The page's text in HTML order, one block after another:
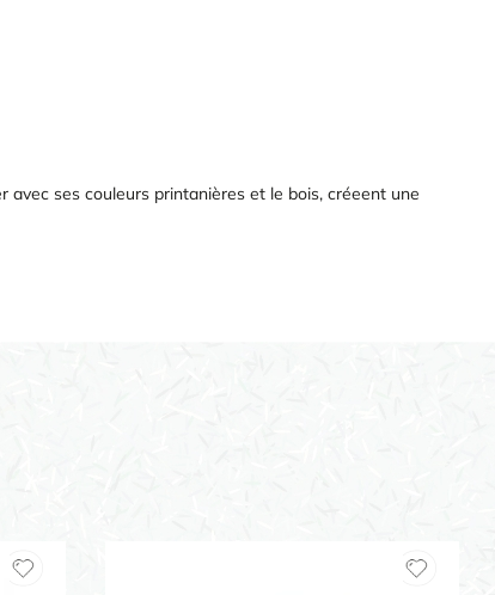
ses couleurs printanières et le bois, créeent une